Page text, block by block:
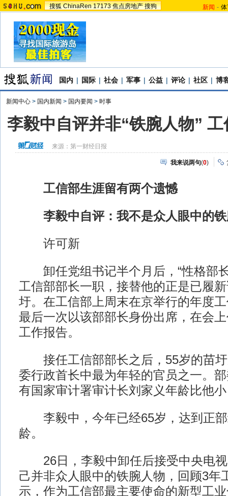
搜狐 ChinaRen 17173 焦点房地产 搜狗 新闻 -
国内 | 国际 | 社会 | 军事 | 公益 | 评论 | 社区 | 博
新闻中心 > 国内新闻 > 国内要闻 > 时事
李毅中自评并非“铁腕人物”
来源： 第一财经日报
我来说两句(0)
工信部生涯留有两个遗憾
李毅中自评：我不是众人眼中的铁
许可新
卸任党组书记半个月后，“性格部长
工信部部长一职，接替他的正是已履
圩。在工信部上周末在京举行的年度
最后一次以该部部长身份出席，在会
工作报告。
接任工信部部长之后，55岁的苗圩
委行政首长中最为年轻的官员之一。
有国家审计署审计长刘家义年龄比他
李毅中，今年已经65岁，达到正部
龄。
26日，李毅中卸任后接受中央电视
己并非众人眼中的铁腕人物，回顾3年
示，作为工信部最主要使命的新型工